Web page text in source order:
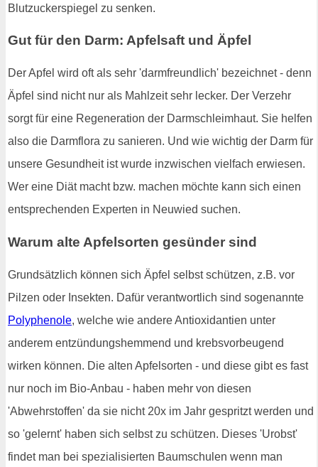
Blutzuckerspiegel zu senken.
Gut für den Darm: Apfelsaft und Äpfel
Der Apfel wird oft als sehr 'darmfreundlich' bezeichnet - denn
Äpfel sind nicht nur als Mahlzeit sehr lecker. Der Verzehr
sorgt für eine Regeneration der Darmschleimhaut. Sie helfen
also die Darmflora zu sanieren. Und wie wichtig der Darm für
unsere Gesundheit ist wurde inzwischen vielfach erwiesen.
Wer eine Diät macht bzw. machen möchte kann sich einen
entsprechenden Experten in Neuwied suchen.
Warum alte Apfelsorten gesünder sind
Grundsätzlich können sich Äpfel selbst schützen, z.B. vor
Pilzen oder Insekten. Dafür verantwortlich sind sogenannte
Polyphenole, welche wie andere Antioxidantien unter
anderem entzündungshemmend und krebsvorbeugend
wirken können. Die alten Apfelsorten - und diese gibt es fast
nur noch im Bio-Anbau - haben mehr von diesen
'Abwehrstoffen' da sie nicht 20x im Jahr gespritzt werden und
so 'gelernt' haben sich selbst zu schützen. Dieses 'Urobst'
findet man bei spezialisierten Baumschulen wenn man